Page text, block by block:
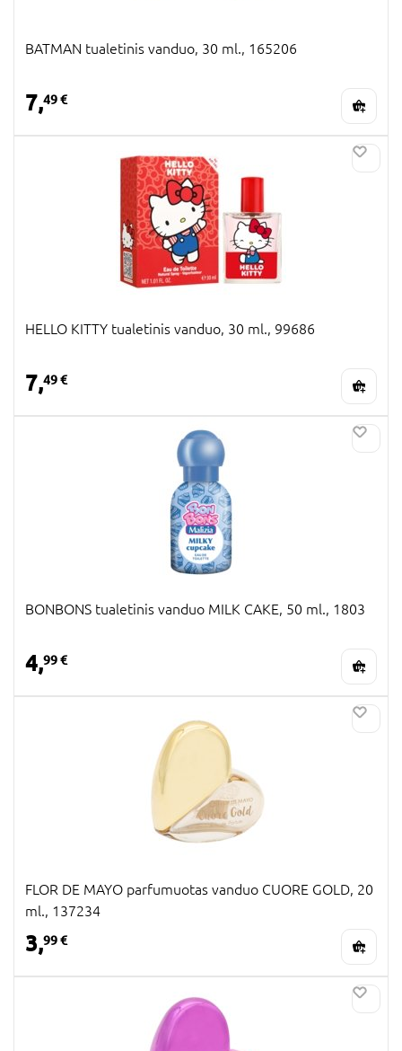
BATMAN tualetinis vanduo, 30 ml., 165206
7,49 €
HELLO KITTY tualetinis vanduo, 30 ml., 99686
7,49 €
BONBONS tualetinis vanduo MILK CAKE, 50 ml., 1803
4,99 €
FLOR DE MAYO parfumuotas vanduo CUORE GOLD, 20
ml., 137234
3,99 €